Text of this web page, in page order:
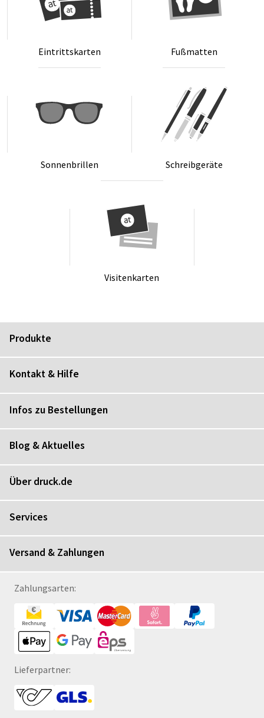
Ein­tritts­kar­ten Fu­ß­mat­ten
Son­nen­bril­len Schreib­ge­rä­te
Vi­si­ten­kar­ten
Produkte
Kontakt & Hilfe
Infos zu Bestellungen
Blog & Aktuelles
Über druck.de
Services
Versand & Zahlungen
Zahlungsarten:
Lieferpartner: